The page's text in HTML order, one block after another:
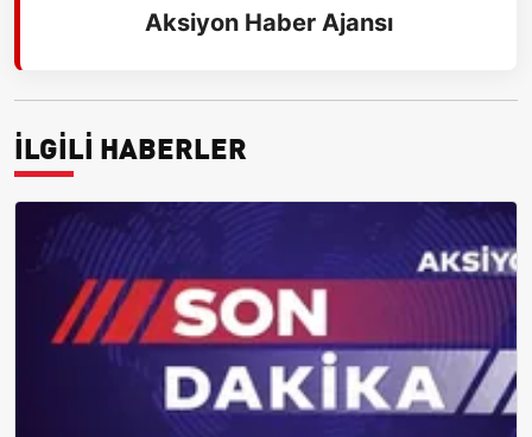
Aksiyon Haber Ajansı
İLGİLİ HABERLER